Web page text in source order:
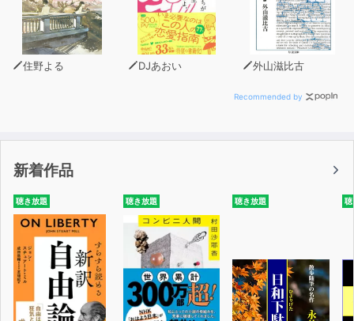
住野よる DJあおい 外山滋比古
Recommended by
新着作品
聴き放題 聴き放題 聴き放題 聴